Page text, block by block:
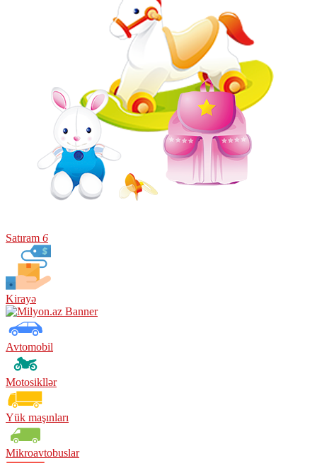
Satıram 6
Kirayə
Avtomobil
Motosikllər
Yük maşınları
Mikroavtobuslar